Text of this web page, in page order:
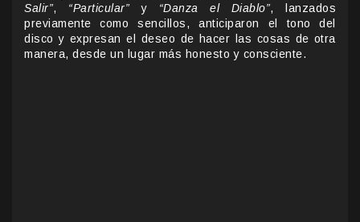
Salir”, “Particular” y “Danza el Diablo”, lanzados
previamente como sencillos, anticiparon el tono del
disco y expresan el deseo de hacer las cosas de otra
manera, desde un lugar más honesto y consciente.